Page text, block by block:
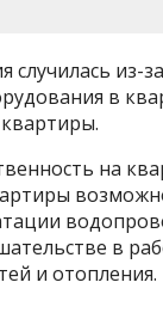
случилась из-за
в
на
в
и отопления.